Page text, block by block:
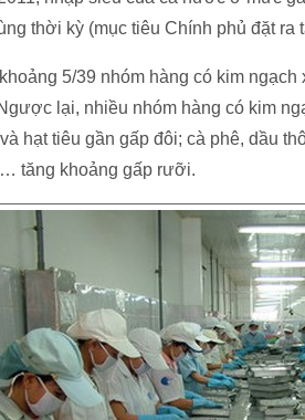
thời kỳ (mục tiêu Chính phủ đặt
5/39 nhóm hàng có kim
lại, nhiều nhóm hàng có kim
hạt tiêu gần gấp đôi; cà phê, dầu
tăng khoảng gấp rưỡi.